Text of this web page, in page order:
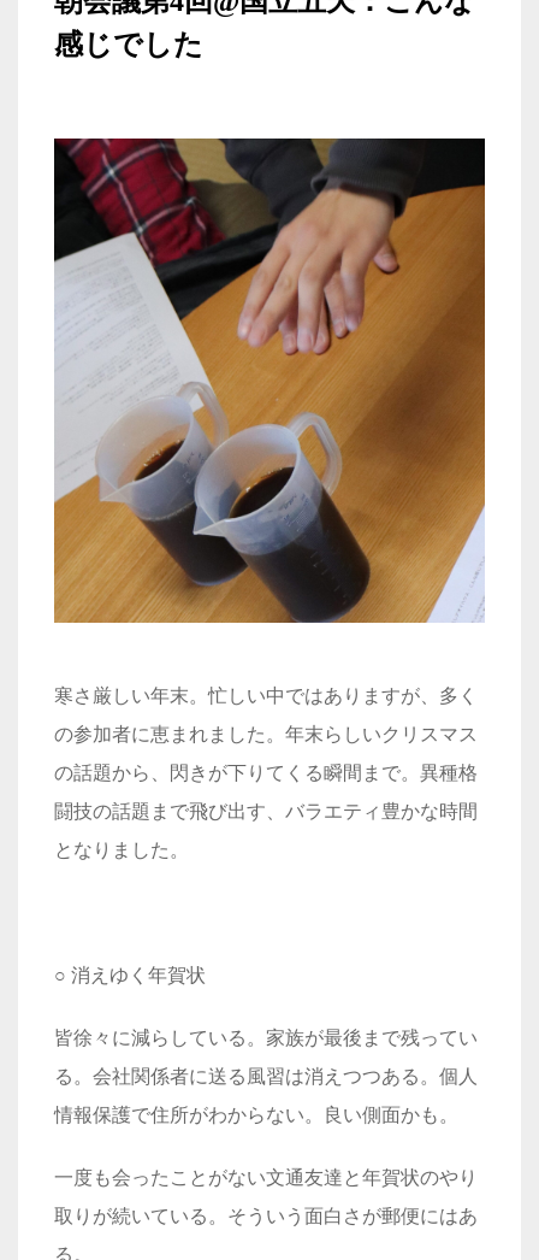
感じでした
寒さ厳しい年末。忙しい中ではありますが、多く
の参加者に恵まれました。年末らしいクリスマス
の話題から、閃きが下りてくる瞬間まで。異種格
闘技の話題まで飛び出す、バラエティ豊かな時間
となりました。
○ 消えゆく年賀状
皆徐々に減らしている。家族が最後まで残ってい
る。会社関係者に送る風習は消えつつある。個人
情報保護で住所がわからない。良い側面かも。
一度も会ったことがない文通友達と年賀状のやり
取りが続いている。そういう面白さが郵便にはあ
る。